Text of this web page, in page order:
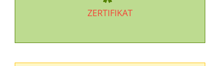
ZERTIFIKAT